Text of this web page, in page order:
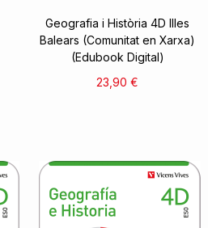
Geografia i Història 4D Illes
Balears (Comunitat en Xarxa)
(Edubook Digital)
23,90 €